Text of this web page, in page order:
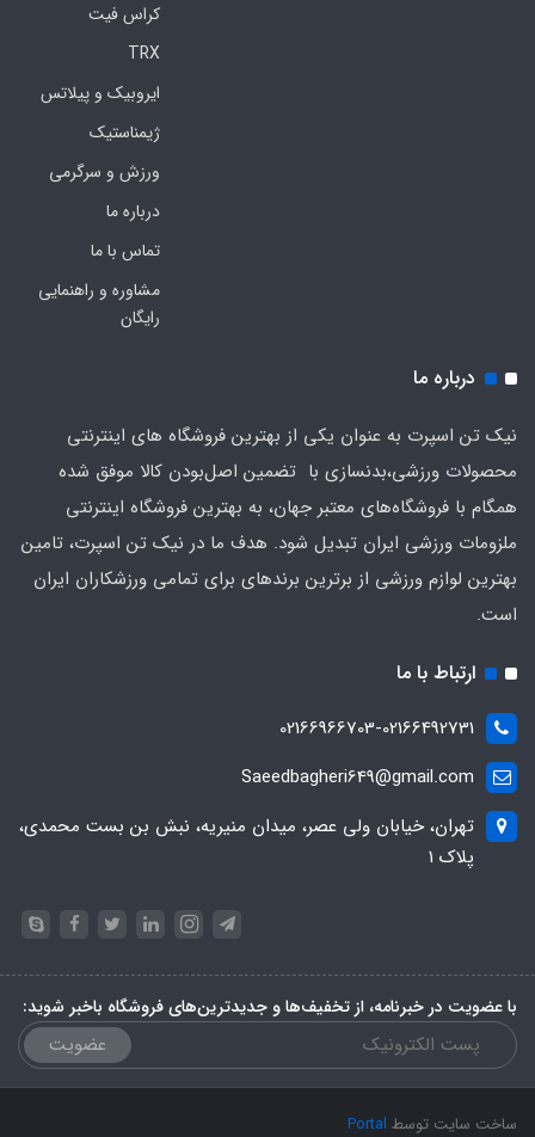
کراس فیت
TRX
ایروبیک و پیلاتس
ژیمناستیک
ورزش و سرگرمی
درباره ما
تماس با ما
مشاوره و راهنمایی
رایگان
درباره ما
نیک تن اسپرت به عنوان یکی از بهترین فروشگاه های اینترنتی
محصولات ورزشی،بدنسازی با تضمین اصل‌بودن کالا موفق شده
همگام با فروشگاه‌های معتبر جهان، به بهترین فروشگاه اینترنتی
ملزومات ورزشی ایران تبدیل شود. هدف ما در نیک تن اسپرت، تامین
بهترین لوازم ورزشی از برترین برندهای برای تمامی ورزشکاران ایران
است.
ارتباط با ما
02166966703-02166492731
Saeedbagheri649@gmail.com
تهران، خیابان ولی عصر، میدان منیریه، نبش بن بست محمدی،
پلاک ۱
با عضویت در خبرنامه، از تخفیف‌ها و جدیدترین‌های فروشگاه باخبر شوید:
عضویت
ساخت سایت توسط Portal